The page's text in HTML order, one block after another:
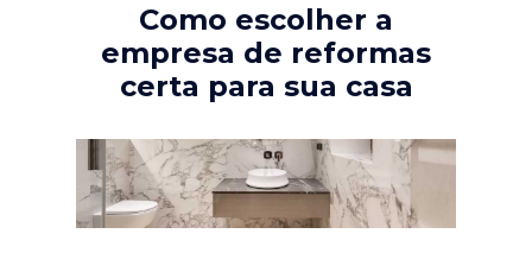
Como escolher a
empresa de reformas
certa para sua casa